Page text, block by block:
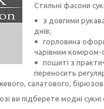
Стильні фасони
з довгими
днів;
горловина
чарівним коміром-
пошиті з
переносить
салатового,
ви підберете модні